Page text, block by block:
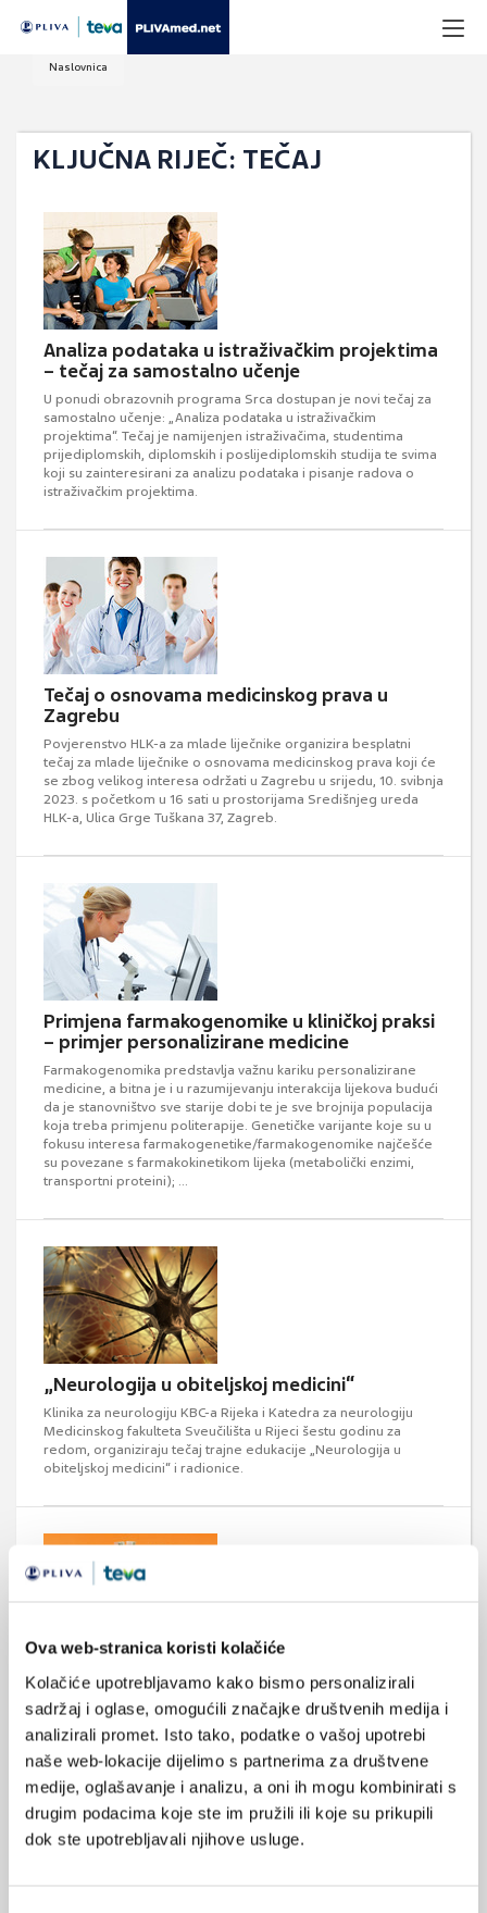
Ova web-stranica koristi kolačiće
Kolačiće upotrebljavamo kako bismo personalizirali
sadržaj i oglase, omogućili značajke društvenih medija i
analizirali promet. Isto tako, podatke o vašoj upotrebi
naše web-lokacije dijelimo s partnerima za društvene
medije, oglašavanje i analizu, a oni ih mogu kombinirati s
drugim podacima koje ste im pružili ili koje su prikupili
dok ste upotrebljavali njihove usluge.
Naslovnica
KLJUČNA RIJEČ: TEČAJ
Analiza podataka u istraživačkim projektima
– tečaj za samostalno učenje
U ponudi obrazovnih programa Srca dostupan je novi tečaj za
samostalno učenje: „Analiza podataka u istraživačkim
projektima“. Tečaj je namijenjen istraživačima, studentima
prijediplomskih, diplomskih i poslijediplomskih studija te svima
koji su zainteresirani za analizu podataka i pisanje radova o
istraživačkim projektima.
Tečaj o osnovama medicinskog prava u
Zagrebu
Povjerenstvo HLK-a za mlade liječnike organizira besplatni
tečaj za mlade liječnike o osnovama medicinskog prava koji će
se zbog velikog interesa održati u Zagrebu u srijedu, 10. svibnja
2023. s početkom u 16 sati u prostorijama Središnjeg ureda
HLK-a, Ulica Grge Tuškana 37, Zagreb.
Primjena farmakogenomike u kliničkoj praksi
– primjer personalizirane medicine
Farmakogenomika predstavlja važnu kariku personalizirane
medicine, a bitna je i u razumijevanju interakcija lijekova budući
da je stanovništvo sve starije dobi te je sve brojnija populacija
koja treba primjenu politerapije. Genetičke varijante koje su u
fokusu interesa farmakogenetike/farmakogenomike najčešće
su povezane s farmakokinetikom lijeka (metabolički enzimi,
transportni proteini); ...
„Neurologija u obiteljskoj medicini“
Klinika za neurologiju KBC-a Rijeka i Katedra za neurologiju
Medicinskog fakulteta Sveučilišta u Rijeci šestu godinu za
redom, organiziraju tečaj trajne edukacije „Neurologija u
obiteljskoj medicini“ i radionice.
Tečaj izobrazbe kandidata za stalne sudske
vještake
Hrvatska liječnička komora organizira tečaj za stalne sudske
vještake koji će se održati od 16. do 20. svibnja 2022. u
Središnjem uredu HLK-a. Tečaj se sastoji od teorijskog i
praktičnog dijela, a polaznici ostvaruju minimalno 20 bodova.
Predavači na teorijskom dijelu tečaja su stručnjaci iz područja
prava, suci te stručnjaci iz područja medicine, aktivni stalni
sudski vještaci, ...